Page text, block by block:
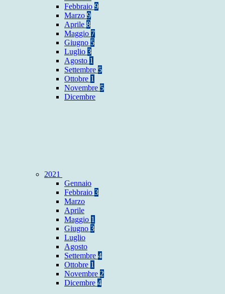
Febbraio 9
Marzo 9
Aprile 8
Maggio 7
Giugno 5
Luglio 3
Agosto 1
Settembre 5
Ottobre 1
Novembre 5
Dicembre
2021
Gennaio
Febbraio 3
Marzo
Aprile
Maggio 1
Giugno 3
Luglio
Agosto
Settembre 4
Ottobre 1
Novembre 2
Dicembre 4